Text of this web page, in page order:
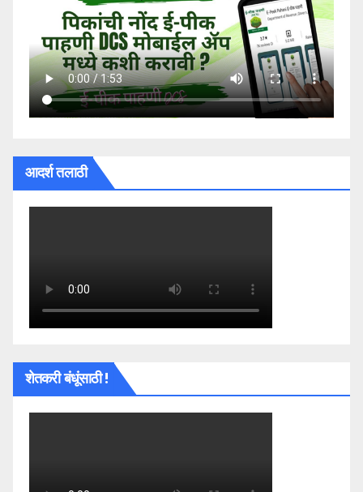
आदर्श तलाठी
शेतकरी बंधूंसाठी !